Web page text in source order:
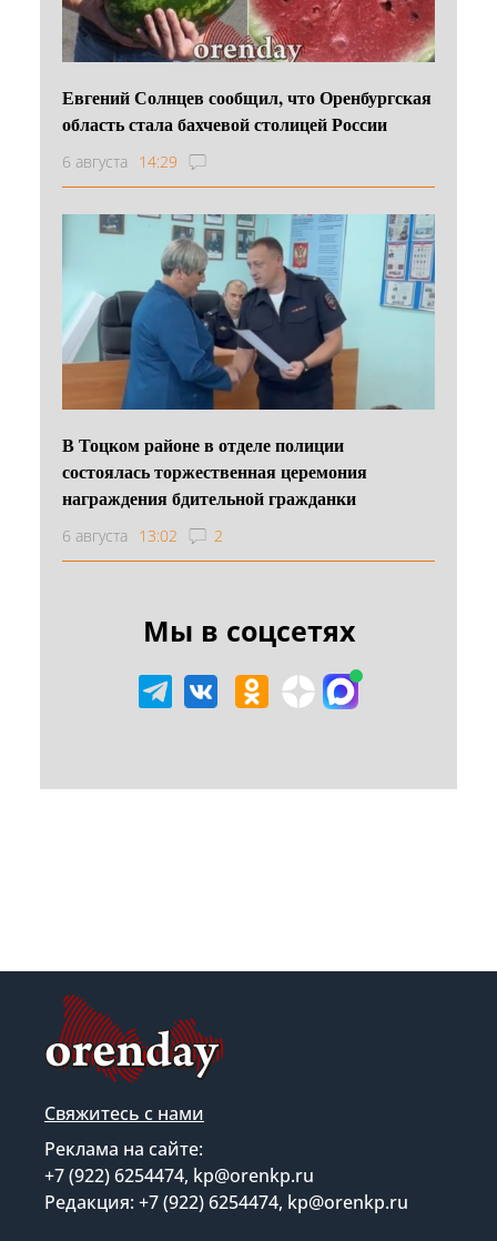
Евгений Солнцев сообщил, что Оренбургская
область стала бахчевой столицей России
6 августа 14:29
В Тоцком районе в отделе полиции
состоялась торжественная церемония
награждения бдительной гражданки
6 августа 13:02 2
Мы в соцсетях
Свяжитесь с нами
Реклама на сайте:
+7 (922) 6254474, kp@orenkp.ru
Редакция: +7 (922) 6254474, kp@orenkp.ru